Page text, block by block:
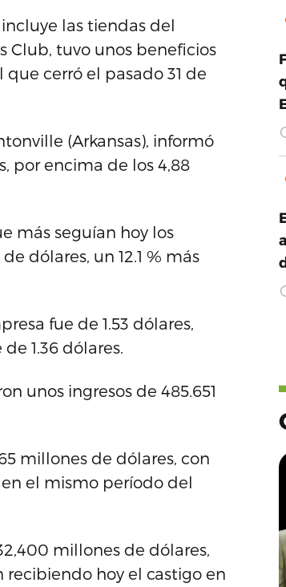
las tiendas del
Club, tuvo unos beneficios
cerró el pasado 31 de
(Arkansas), informó
por encima de los 4,88
más seguían hoy los
dólares, un 12.1 % más
fue de 1.53 dólares,
1.36 dólares.
unos ingresos de 485.651
millones de dólares, con
el mismo período del
millones de dólares,
recibiendo hoy el castigo en